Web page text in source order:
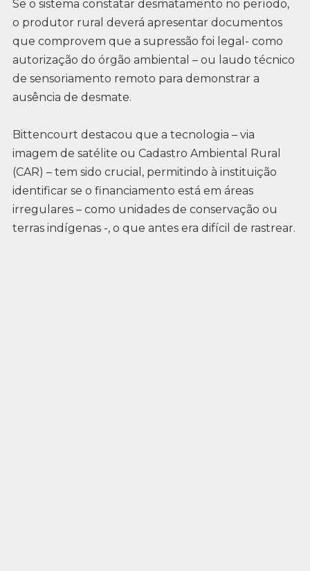
Se o sistema constatar desmatamento no período,
o produtor rural deverá apresentar documentos
que comprovem que a supressão foi legal- como
autorização do órgão ambiental – ou laudo técnico
de sensoriamento remoto para demonstrar a
ausência de desmate.
Bittencourt destacou que a tecnologia – via
imagem de satélite ou Cadastro Ambiental Rural
(CAR) – tem sido crucial, permitindo à instituição
identificar se o financiamento está em áreas
irregulares – como unidades de conservação ou
terras indígenas -, o que antes era difícil de rastrear.